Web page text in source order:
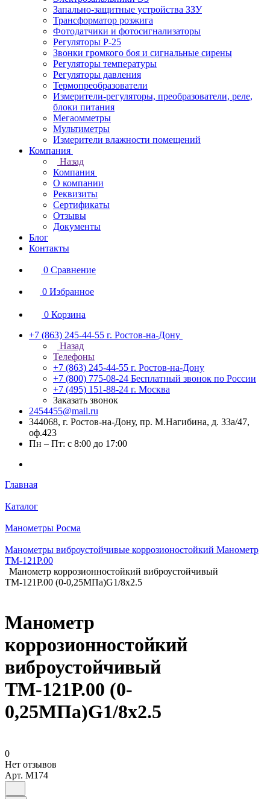
Запально-защитные устройства ЗЗУ
Трансформатор розжига
Фотодатчики и фотосигнализаторы
Регуляторы Р-25
Звонки громкого боя и сигнальные сирены
Регуляторы температуры
Регуляторы давления
Термопреобразователи
Измерители-регуляторы, преобразователи, реле,
блоки питания
Мегаомметры
Мультиметры
Измерители влажности помещений
Компания
Назад
Компания
О компании
Реквизиты
Сертификаты
Отзывы
Документы
Блог
Контакты
0 Сравнение
0 Избранное
0 Корзина
+7 (863) 245-44-55 г. Ростов-на-Дону
Назад
Телефоны
+7 (863) 245-44-55 г. Ростов-на-Дону
+7 (800) 775-08-24 Бесплатный звонок по России
+7 (495) 151-88-24 г. Москва
Заказать звонок
2454455@mail.ru
344068, г. Ростов-на-Дону, пр. М.Нагибина, д. 33а/47,
оф.423
Пн – Пт: с 8:00 до 17:00
Главная
Каталог
Манометры Росма
Манометры виброустойчивые коррозионостойкий Манометр
ТМ-121Р.00
Манометр коррозионностойкий виброустойчивый
ТМ-121Р.00 (0-0,25МПа)G1/8x2.5
Манометр
коррозионностойкий
виброустойчивый
ТМ-121Р.00 (0-
0,25МПа)G1/8x2.5
0
Нет отзывов
Арт. M174